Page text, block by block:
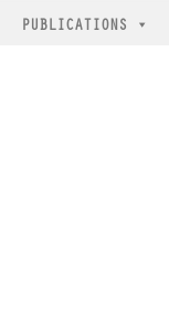
PUBLICATIONS